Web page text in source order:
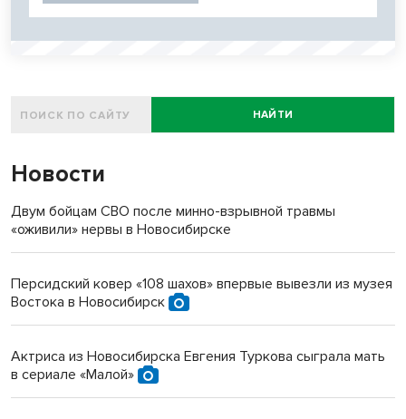
НАЙТИ
Новости
Двум бойцам СВО после минно-взрывной травмы
«оживили» нервы в Новосибирске
Персидский ковер «108 шахов» впервые вывезли из музея
Востока в Новосибирск
Актриса из Новосибирска Евгения Туркова сыграла мать
в сериале «Малой»